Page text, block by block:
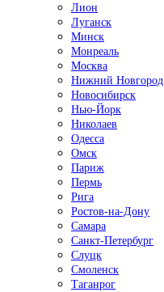
Лион
Луганск
Минск
Монреаль
Москва
Нижний Новгород
Новосибирск
Нью-Йорк
Николаев
Одесса
Омск
Париж
Пермь
Рига
Ростов-на-Дону
Самара
Санкт-Петербург
Слуцк
Смоленск
Таганрог